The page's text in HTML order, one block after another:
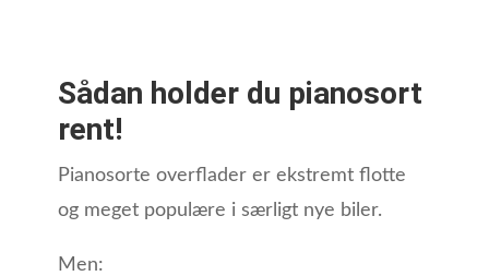
Sådan holder du pianosort
rent!
Pianosorte overflader er ekstremt flotte
og meget populære i særligt nye biler.
Men: